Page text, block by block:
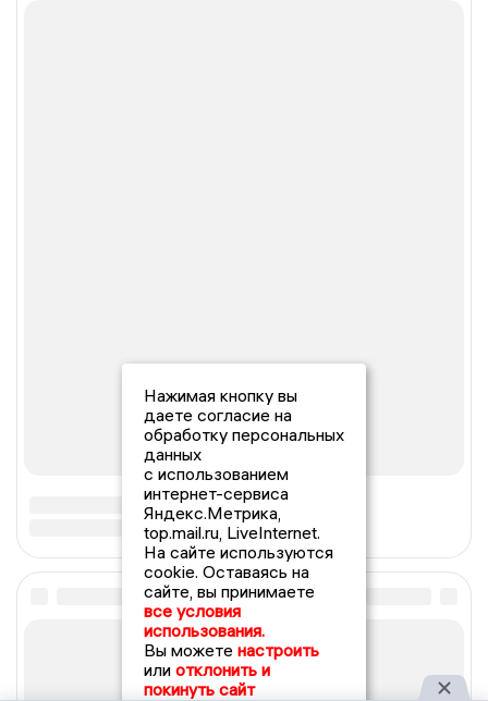
Нажимая кнопку вы
даете согласие на
обработку персональных
данных
с использованием
интернет-сервиса
Яндекс.Метрика,
top.mail.ru, LiveInternet.
На сайте используются
cookie. Оставаясь на
сайте, вы принимаете
все условия
использования.
Вы можете настроить
или отклонить и
покинуть сайт